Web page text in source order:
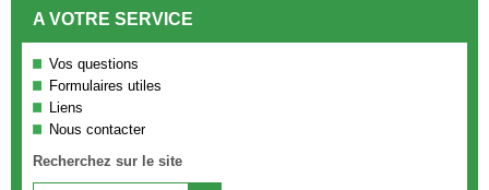
A VOTRE SERVICE
Vos questions
Formulaires utiles
Liens
Nous contacter
Recherchez sur le site